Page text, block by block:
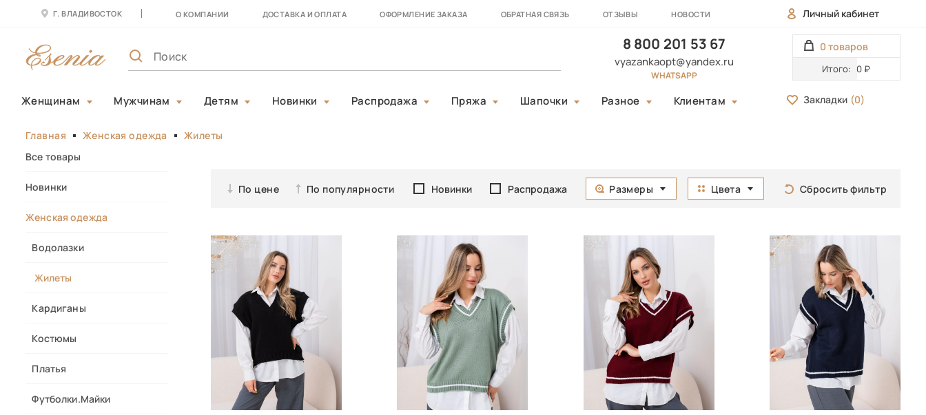
Г. ВЛАДИВОСТОК О КОМПАНИИ ДОСТАВКА И ОПЛАТА ОФОРМЛЕНИЕ ЗАКАЗА ОБРАТНАЯ СВЯЗЬ ОТЗЫВЫ НОВОСТИ Личный кабинет
8 800 201 53 67
vyazankaopt@yandex.ru
WHATSAPP
0 товаров
Итого: 0 ₽
Женщинам Мужчинам Детям Новинки Распродажа Пряжа Шапочки Разное Клиентам Закладки (0)
Главная Женская одежда
Жилеты
Все товары
Новинки
Женская одежда
Водолазки
Жилеты
Кардиганы
Костюмы
Платья
Футболки.Майки
По цене По популярности Новинки Распродажа Размеры Цвета Сбросить фильтр